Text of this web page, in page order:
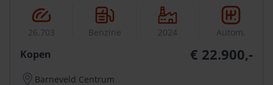
26.703 Benzine 2024 Autom.
Kopen € 22.900,-
Barneveld Centrum